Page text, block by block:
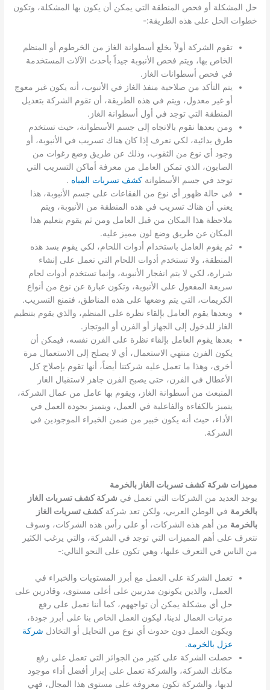
حل المشكلة أو فحص المنطقة التي يمكن أن يكون بها المشكلة، وتكون
خطوات الحل على هذه الطريقة:-
تقوم الشركة أولاً بخلع أسطوانة الغاز من الخرطوم أو المنظم
الخاص بها، ويتم فحص الأنبوبة جيداً بأحدث الآلات المستخدمة
في فحص أسطوانات الغاز.
يتم التأكد من صلاحية منفذ الغاز في الأنبوب، أنه يكون غير معوج
أو غير معدول، ويتم في هذه الطريقة، أن تقوم الشركة بتعديل
المنطقة التي توجد في أول أسطوانة الغاز.
ومن بعدها نقوم بالاتجاه إلى جسم الأسطوانة، حيث تستخدم
طرق بدائية، لكي نعرف إذا كان هناك تسريب في الأنبوبة، أو
وجود أي نوع من الثقوب، وذلك عن طريق وضع رغوات من
الصابون، الذي تمكن العامل من معرفة أماكن التسريب التي
توجد في جسم الأسطوانةكشف تسربات المياه .
في حالة ظهور أي نوع من الفقاعات على جسم الأنبوبة، هذا
يعني أن هناك تسريب في هذه المنطقة من الأنبوبة، ويتم
ملاحظة هذا المكان من قبل العامل ومن ثم يقوم بتعليم هذا
المكان عن طريق وضع لون مميز عليه.
ثم يقوم العامل باستخدام أدوات اللحام، لكي يقوم بسد هذه
المنطقة، ولا تستخدم أدوات اللحام التي تعمل على إنشاء
شرارة، لكي لا يتم انفجار الأنبوبة، وإنما تستخدم أدوات لحام
سريعة المفعول على الأنبوبة، وتكون عبارة عن نوع من أنواع
الكريمات، التي يتم وضعها على هذه المناطق، فتمنع التسريب.
وبعدها يقوم العامل بإلقاء نظرة على المنظم، والذي يقوم بتنظيم
الغاز للدخول إلى الجهاز أو الفرن أو البوتجاز.
بعدها يقوم العامل بإلقاء نظرة على الفرن نفسه، فيمكن أن
يكون الفرن منتهي الاستعمال، أي لا يصلح إلى الاستعمال مرة
أخرى، وهذا ما تعمل عليه شركتنا أيضاً، أنها تقوم بإصلاح كل
الأعطال في الفرن، حتى يصبح الفرن جاهز لاستقبال الغاز
المنبعث من أسطوانة الغاز، ويقوم بها عامل من عمال الشركة،
يتميز بالكفاءة والفاعلية في العمل، ويتميز بجودة العمل في
الأداء، حيث أنه يكون خبير من ضمن الخبراء الموجودين في
الشركة.
مميزات شركة كشف تسربات الغاز بالخرمة
يوجد العديد من الشركات التي تعمل في شركة كشف تسربات الغاز
بالخرمة في الوطن العربي، ولكن تعد شركةكشف تسربات الغاز
بالخرمة من أهم هذه الشركات، أو على رأس هذه الشركات، وسوف
نتعرف على أهم المميزات التي توجد في الشركة، والتي يرغب الكثير
من الناس في التعرف عليها، وهي تكون على النحو التالي:-
تعمل الشركة على العمل مع أبرز المستويات والخبراء في
العمل، والذين يكونون مدربين على أعلى مستوى، وقادرين على
حل أي مشكلة يمكن أن تواجههم، كما أننا نعمل على رفع
مرتبات العمال لدينا، ليكون العمل الخاص بنا على أبرز جودة،
ويكون العمل دون حدوث أي نوع من التحايل أو التخاذل شركة
عزل بالخرمة.
حصلت الشركة على كثير من الجوائز التي تعمل على رفع
مكانك الشركة، والشركة تعمل على إبراز أفضل أداء موجود
لديها، والشركة تكون معروفة على مستوى هذا المجال، فهي